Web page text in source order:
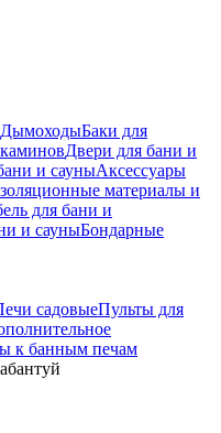
ДымоходыБаки для
Двери для бани и
и сауныАксессуары
материалы и
для бани и
и сауныБондарные
садовыеПульты для
к банным печам